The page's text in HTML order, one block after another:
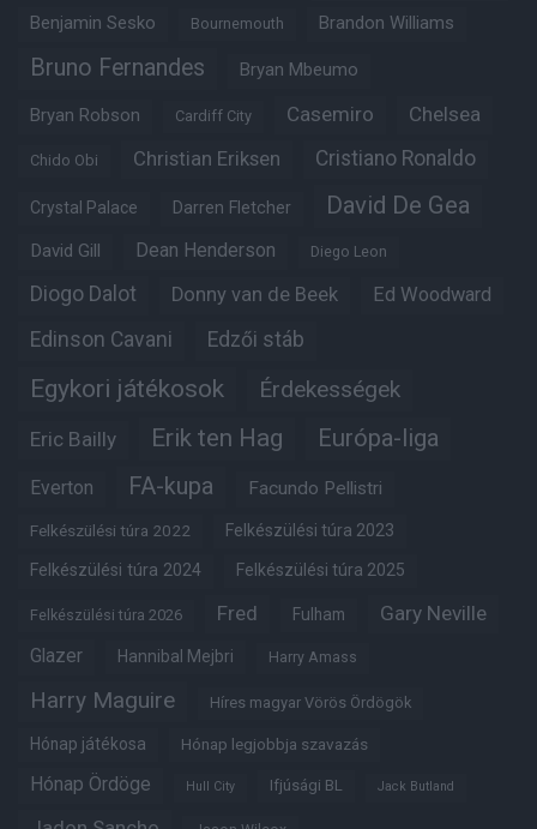
Benjamin Sesko Bournemouth Brandon Williams
Bruno Fernandes Bryan Mbeumo
Bryan Robson Cardiff City Casemiro Chelsea
Chido Obi Christian Eriksen Cristiano Ronaldo
Crystal Palace Darren Fletcher David De Gea
David Gill Dean Henderson Diego Leon
Diogo Dalot Donny van de Beek Ed Woodward
Edinson Cavani Edzői stáb
Egykori játékosok Érdekességek
Eric Bailly Erik ten Hag Európa-liga
Everton FA-kupa Facundo Pellistri
Felkészülési túra 2022 Felkészülési túra 2023
Felkészülési túra 2024 Felkészülési túra 2025
Felkészülési túra 2026 Fred Fulham Gary Neville
Glazer Hannibal Mejbri Harry Amass
Harry Maguire Híres magyar Vörös Ördögök
Hónap játékosa Hónap legjobbja szavazás
Hónap Ördöge Hull City Ifjúsági BL Jack Butland